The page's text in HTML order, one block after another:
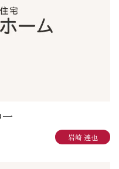
インダイアリー
樹：建築士日記
岩崎 達也